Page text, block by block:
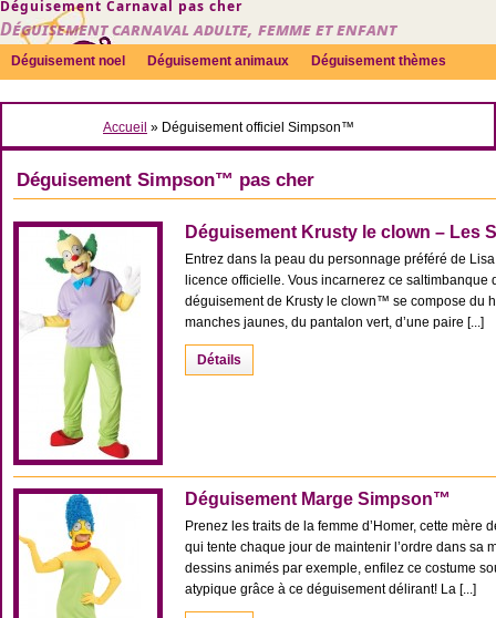
Déguisement Carnaval pas cher
Déguisement carnaval adulte, femme et enfant
Déguisement noel Déguisement animaux Déguisement thèmes
Sexy Déguisement couple Déguisements par genre Idées
Accueil » Déguisement officiel Simpson™
Déguisement Simpson™ pas cher
Déguisement Krusty le clown – Les
Entrez dans la peau du personnage préféré de
licence officielle. Vous incarnerez ce
déguisement de Krusty le clown™ se compose du
manches jaunes, du pantalon vert, d’une paire [...]
Détails
Déguisement Marge Simpson™
Prenez les traits de la femme d’Homer, cette mère
qui tente chaque jour de maintenir l’ordre dans sa
dessins animés par exemple, enfilez ce costume
atypique grâce à ce déguisement délirant! La [...]